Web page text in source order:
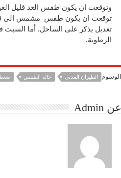
وتوقعت ان يكون طقس الغد قليل
توقعت ان يكون طقس مشمس الى قليل
تعديل يذكر على الساحل. أما
الرطوبة.
الوسوم الطيران المدني حالة الطقس
عن Admin